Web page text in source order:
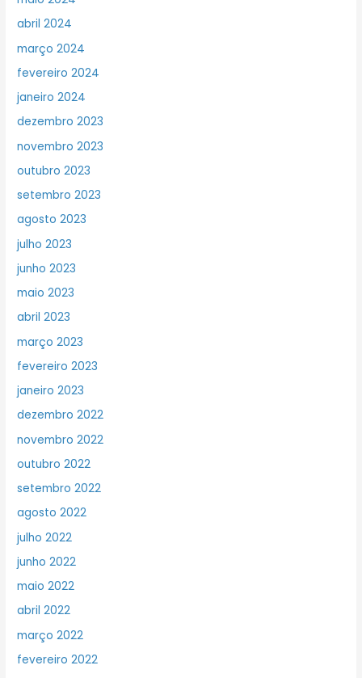
abril 2024
março 2024
fevereiro 2024
janeiro 2024
dezembro 2023
novembro 2023
outubro 2023
setembro 2023
agosto 2023
julho 2023
junho 2023
maio 2023
abril 2023
março 2023
fevereiro 2023
janeiro 2023
dezembro 2022
novembro 2022
outubro 2022
setembro 2022
agosto 2022
julho 2022
junho 2022
maio 2022
abril 2022
março 2022
fevereiro 2022